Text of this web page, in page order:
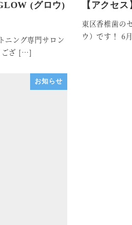
(グロウ)
ニング専門サロン
ござ […]
【アクセ
東区香椎歯の
ウ）です！ 6
お知らせ